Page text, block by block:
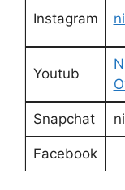
Instagram
Youtub
Snapchat
Facebook